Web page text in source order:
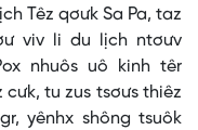
Têz qơưk Sa Pa, taz
viv li du lịch ntơưv
nhuôs uô kinh têr
tu zus tsơưs thiêz
yênhx shông tsuôk